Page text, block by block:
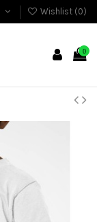
Wishlist (0)
0